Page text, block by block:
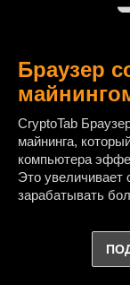
Браузер
CryptoTab
майнинга,
компьютера
Это увеличивает
зарабатывать